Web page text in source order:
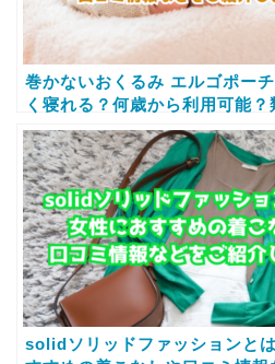
巻かないおくるみ エルゴポー
く寝れる？何歳から利用可能
め商品や口コミ情報などをご紹
solidソリッドファッションと